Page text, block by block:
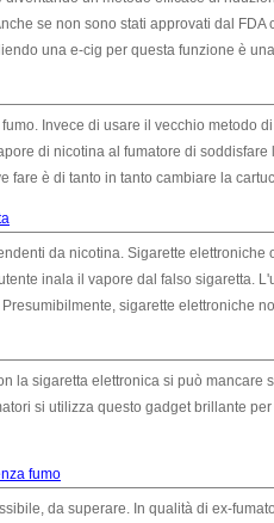
se non sono stati approvati dal FDA
una e-cig per questa funzione è
Invece di usare il vecchio metodo
di nicotina al fumatore di soddisfare
fare è di tanto in tanto cambiare la
da nicotina. Sigarette elettroniche
inala il vapore dal falso sigaretta.
sigarette elettroniche
la sigaretta elettronica si può mancare
si utilizza questo gadget brillante
fumo
da superare. In qualità di ex-